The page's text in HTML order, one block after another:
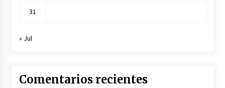
31
« Jul
Comentarios recientes